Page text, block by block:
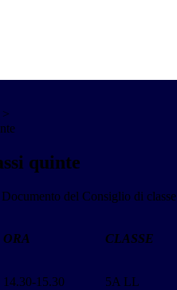
>
quinte
del Consiglio di classe
ORA CLASSE
14.30-15.30 5A LL